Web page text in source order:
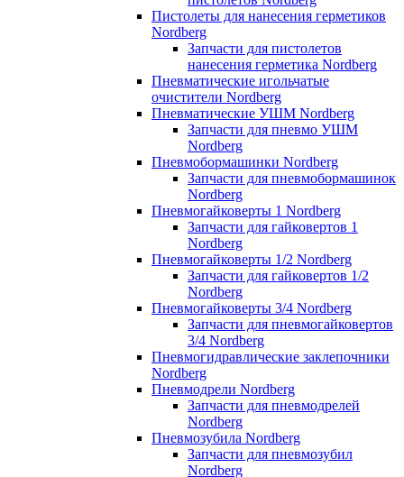
Пистолеты для нанесения герметиков
Nordberg
Запчасти для пистолетов
нанесения герметика Nordberg
Пневматические игольчатые
очистители Nordberg
Пневматические УШМ Nordberg
Запчасти для пневмо УШМ
Nordberg
Пневмобормашинки Nordberg
Запчасти для пневмобормашинок
Nordberg
Пневмогайковерты 1 Nordberg
Запчасти для гайковертов 1
Nordberg
Пневмогайковерты 1/2 Nordberg
Запчасти для гайковертов 1/2
Nordberg
Пневмогайковерты 3/4 Nordberg
Запчасти для пневмогайковертов
3/4 Nordberg
Пневмогидравлические заклепочники
Nordberg
Пневмодрели Nordberg
Запчасти для пневмодрелей
Nordberg
Пневмозубила Nordberg
Запчасти для пневмозубил
Nordberg